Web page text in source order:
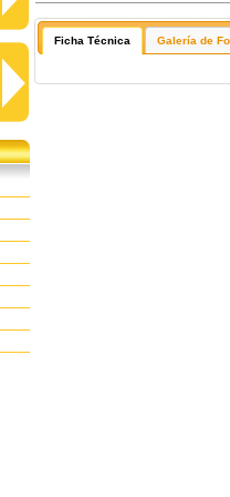
Ficha Técnica Galería de